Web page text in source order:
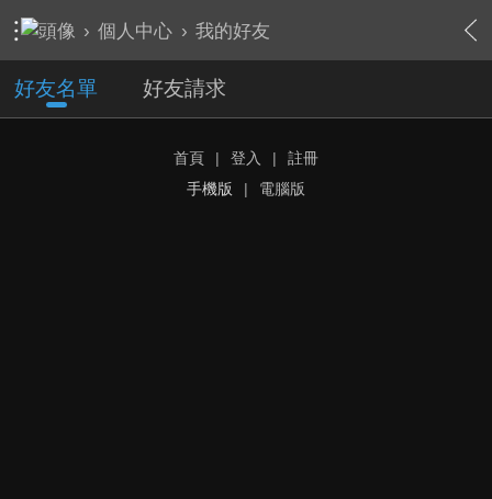
› 個人中心 › 我的好友
好友名單 好友請求
首頁 | 登入 |
註冊
手機版
| 電腦版